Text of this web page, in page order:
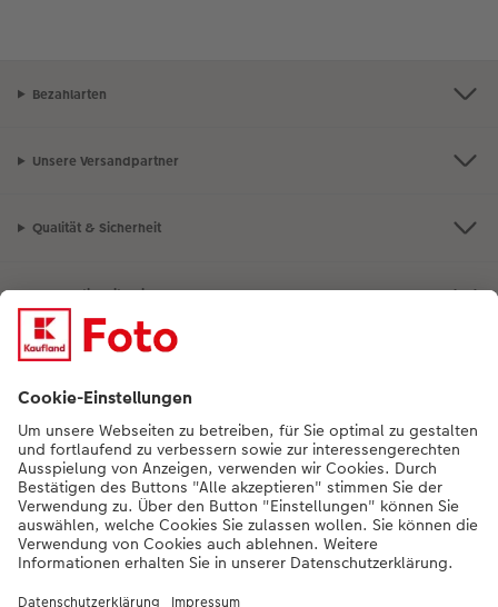
Bezahlarten
Unsere Versandpartner
Qualität & Sicherheit
Nachhaltigkeit bei CEWE
Mein Fotoservice
Informationen
Sortiment
Inspirationen